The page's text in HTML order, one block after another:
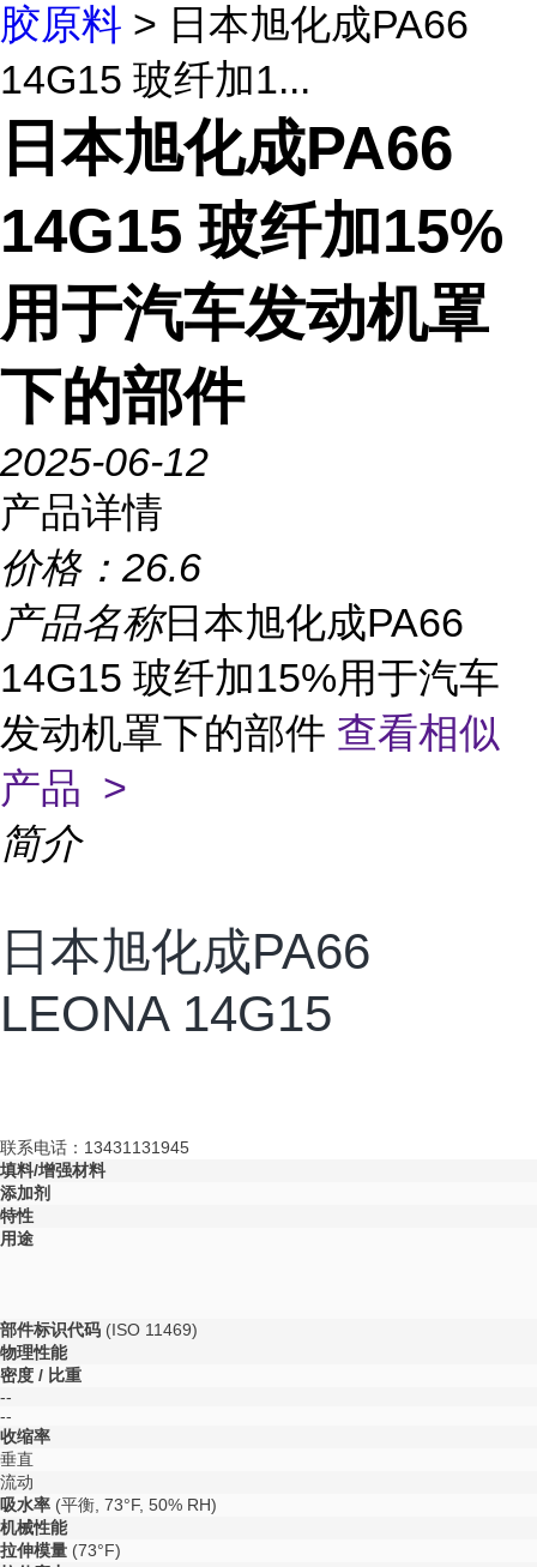
胶原料 > 日本旭化成PA66
14G15 玻纤加1...
日本旭化成PA66
14G15 玻纤加15%
用于汽车发动机罩
下的部件
2025-06-12
产品详情
价格： 26.6
产品名称日本旭化成PA66
14G15 玻纤加15%用于汽车
发动机罩下的部件 查看相似
产品 >
简介
日本旭化成PA66
LEONA 14G15
联系电话：13431131945
填料/增强材料
添加剂
特性
用途
部件标识代码 (ISO 11469)
物理性能
密度 / 比重
--
--
收缩率
垂直
流动
吸水率 (平衡, 73°F, 50% RH)
机械性能
拉伸模量 (73°F)